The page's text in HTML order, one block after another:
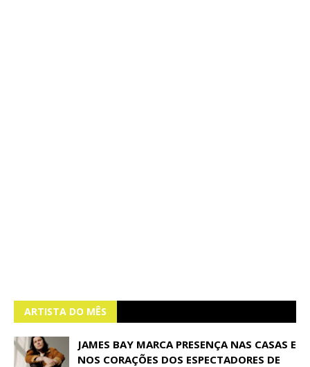
ARTISTA DO MÊS
JAMES BAY MARCA PRESENÇA NAS CASAS E
NOS CORAÇÕES DOS ESPECTADORES DE